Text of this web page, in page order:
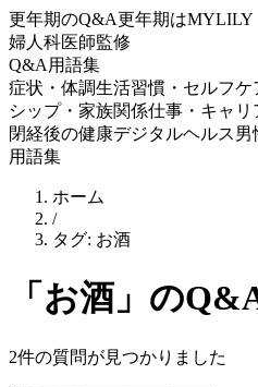
更年期のQ&A更年期はMYLILY
婦人科医師監修
Q&A 用語集
症状・体調生活習慣・セルフケ
シップ・家族関係仕事・キャリ
閉経後の健康デジタルヘルス男
用語集
ホーム
/
タグ: お酒
「 お酒 」の
2件の質問が見つかりました